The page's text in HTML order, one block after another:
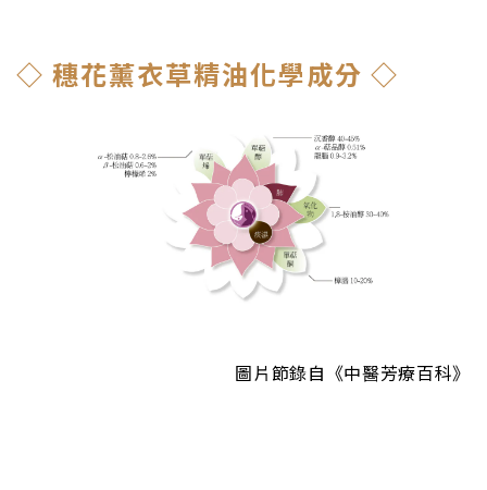
◇ 穗花薰衣草精油化學成分 ◇
圖片節錄自《中醫芳療百科》